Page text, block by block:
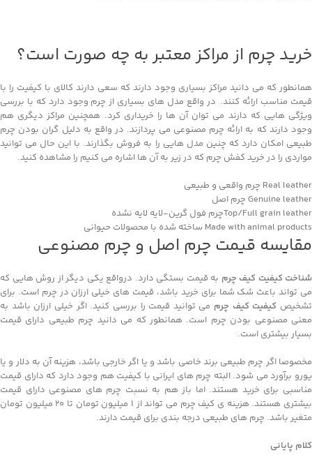
خرید چرم از مراکز معتبر به چه صورت است؟
همانطور که می دانید مراکز بسیاری وجود دارند که سعی دارند کالای با کیفیت را با
قیمت مناسب ارائه کنند. در واقع مدل های بسیاری از چرم وجود دارد که با بررسی
ویژگی هایی که دارند می توان آن ها را خریداری کرد. همچنین مراکز دیگری هم
وجود دارند که به ارائه چرم مصنوعی می پردازند. در واقع به دلیل گران بودن چرم
طبیعی امکان دارد که چنین مدل هایی را به فروش بگذارند. با این حال می توانید
مواردی را در خرید کفش چرم که در زیر به آن ها اشاره می کنیم را مشاهده کنید.
Real leather چرم واقعی و طبیعی
Genuine leather چرم اصل
Top/Full grain leatherچرم فول گرین-لایه لایه نشده
Made with animal products ساخته شده با محصولات حیوانی
مقایسه قیمت چرم اصل و چرم مصنوعی
شناخت کیفیت کیف چرم به قیمت بستگی دارد. درواقع یکی دیگر از روش هایی که
می تواند باعث شک شما برای خرید باشد، قیمت های خیلی ارزان در چرم است. برای
تشخیص کیفیت کیف چرم می توانید قیمت را بررسی کنید. اگر خیلی ارزان باشد به
معنی مصنوعی بودن چرم است. همانطور که می دانید چرم طبیعی دارای قیمت
بسیار بیشتری است.
مخصوصا اگر چرم طبیعی برند خاصی باشد و یا اگر خارجی باشد، هزینه آن به دلار و یا
یورو برآورد می شود. البته چرم های ایرانی با کیفیت هم وجود دارد که دارای قیمت
مناسبی برای خرید هستند. اما باز هم به نسبت چرم های مصنوعی دارای قیمت
بیشتری هستند. هزینه ی کیف چرم می تواند از 1 میلیون تومان تا 20 میلیون تومان
متغیر باشد. چرم های طبیعی درجه بندی برای قیمت دارند.
کلام پایانی